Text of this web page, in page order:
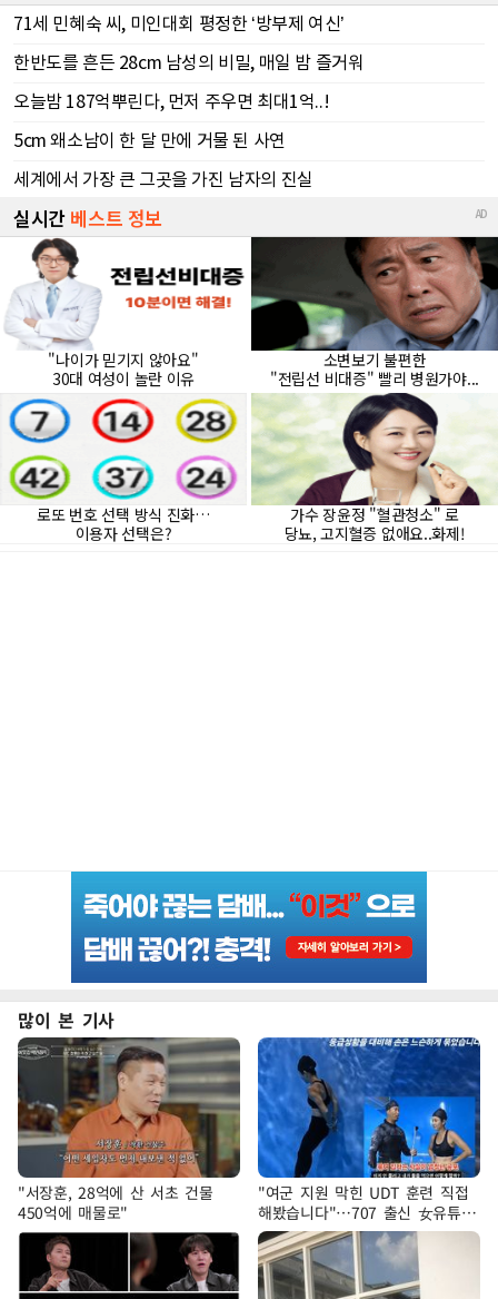
많이 본 기사
"서장훈, 28억에 산 서초 건물
450억에 매물로"
"여군 지원 막힌 UDT 훈련 직접
해봤습니다"…707 출신 女유튜버
'완벽 소화'